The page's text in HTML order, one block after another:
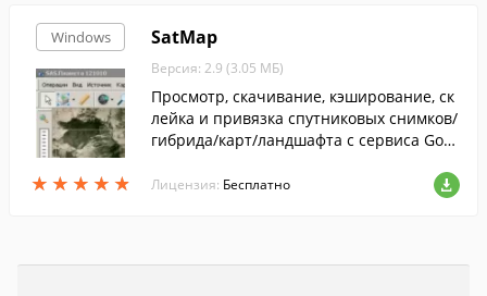
Windows
★ ★ ★ ★ ★
★ ★ ★ ★ ★
SatMap
Версия: 2.9 (3.05 МБ)
Просмотр, скачивание, кэширование, ск
лейка и привязка спутниковых снимков/
гибрида/карт/ландшафта с сервиса Goo
Лицензия: Бесплатно